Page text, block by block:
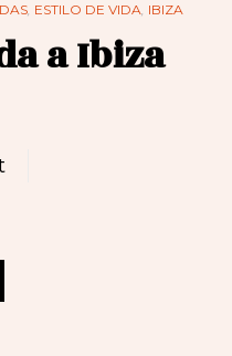
, ESTILO DE VIDA, IBIZA
a Ibiza